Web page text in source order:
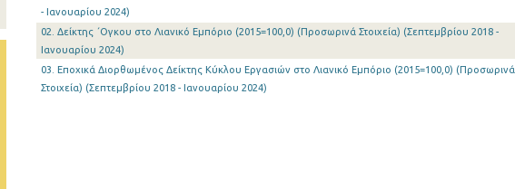
- Ιανουαρίου 2024)
02. Δείκτης ΄Ογκου στο Λιανικό Εμπόριο (2015=100,0) (Προσωρινά Στοιχεία) (Σεπτεμβρίου 2018 -
Ιανουαρίου 2024)
03. Εποχικά Διορθωμένος Δείκτης Κύκλου Εργασιών στο Λιανικό Εμπόριο (2015=100,0) (Προσωρινά
Στοιχεία) (Σεπτεμβρίου 2018 - Ιανουαρίου 2024)